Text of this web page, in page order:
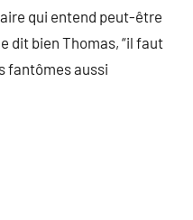
qui entend peut-être
dit bien Thomas, “il faut
fantômes aussi